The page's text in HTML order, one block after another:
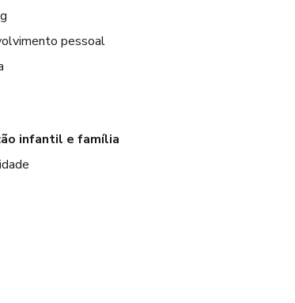
pessoal
infantil e família